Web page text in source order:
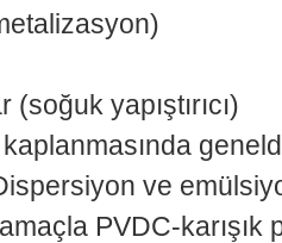
yapıştırıcı)
ve
PVDC-